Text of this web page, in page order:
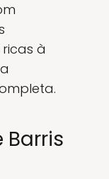
à
Barris